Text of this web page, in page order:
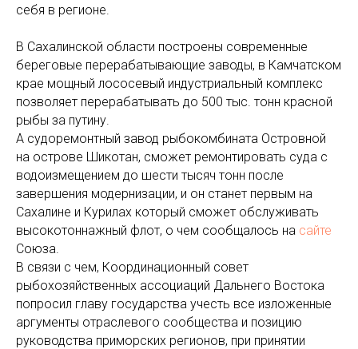
себя в регионе.
В Сахалинской области построены современные
береговые перерабатывающие заводы, в Камчатском
крае мощный лососевый индустриальный комплекс
позволяет перерабатывать до 500 тыс. тонн красной
рыбы за путину.
А судоремонтный завод рыбокомбината Островной
на острове Шикотан, сможет ремонтировать суда с
водоизмещением до шести тысяч тонн после
завершения модернизации, и он станет первым на
Сахалине и Курилах который сможет обслуживать
высокотоннажный флот, о чем сообщалось на сайте
Союза.
В связи с чем, Координационный совет
рыбохозяйственных ассоциаций Дальнего Востока
попросил главу государства учесть все изложенные
аргументы отраслевого сообщества и позицию
руководства приморских регионов, при принятии